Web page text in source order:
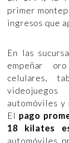
primer
ingresos que
En las
empeñar
celulares,
automóviles
El pago
18 kilates
automóviles